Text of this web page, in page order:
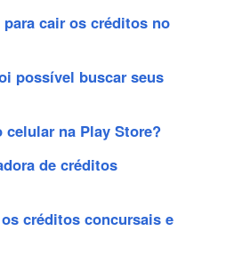
cair os créditos no
possível buscar seus
na Play Store?
de créditos
créditos concursais e